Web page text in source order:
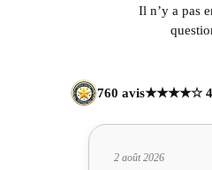
Il n’y a pas
760 avis★★★★☆
2 août 2026